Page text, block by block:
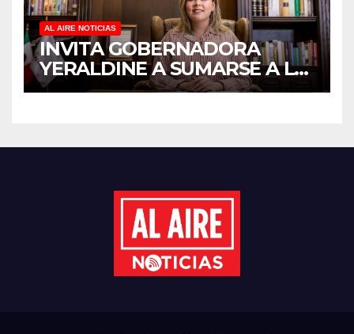
AL AIRE NOTICIAS
INVITA GOBERNADORA
YERALDINE A SUMARSE A LA
JORNADA NACIONAL DE
DE ÁRBOLES